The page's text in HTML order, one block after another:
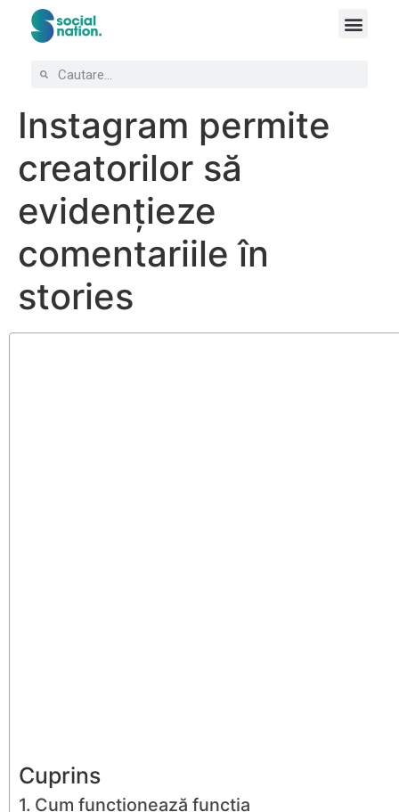
Instagram permite
creatorilor să
evidențieze
comentariile în
stories
Cuprins
Cum funcționează funcția